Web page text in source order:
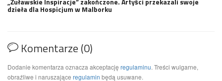
dzieła dla Hospicjum w Malborku
Komentarze (0)
Dodanie komentarza oznacza akceptację regulaminu. Treści wulgarne,
obraźliwe i naruszające regulamin będą usuwane.